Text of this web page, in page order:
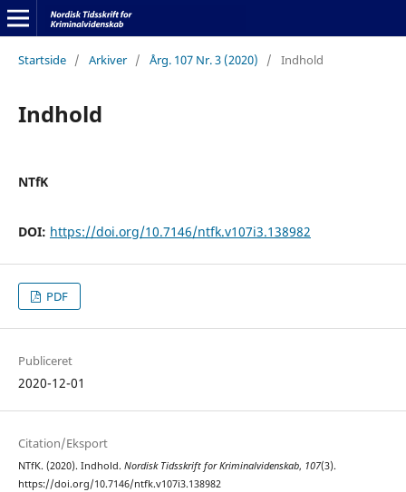
Startside / Arkiver / Årg. 107 Nr. 3 (2020) / Indhold
Indhold
NTfK
DOI: https://doi.org/10.7146/ntfk.v107i3.138982
PDF
Publiceret
2020-12-01
Citation/Eksport
NTfK. (2020). Indhold. Nordisk Tidsskrift for Kriminalvidenskab, 107(3).
https://doi.org/10.7146/ntfk.v107i3.138982